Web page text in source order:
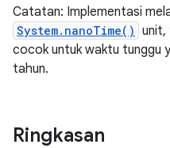
Catatan: Implementasi
System.nanoTime() unit,
cocok untuk waktu tunggu
tahun.
Ringkasan